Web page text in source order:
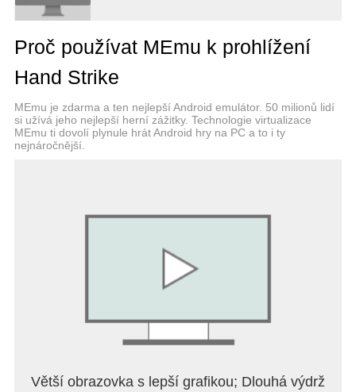
Proč používat MEmu k prohlížení
Hand Strike
MEmu je zdarma a ten nejlepší Android emulátor. 50 milionů lidí
si užívá jeho nejlepší herní zážitky. Technologie virtualizace
MEmu ti dovolí plynule hrát Android hry na PC a to i ty
nejnáročnější.
Větší obrazovka s lepší grafikou; Dlouhá výdrž